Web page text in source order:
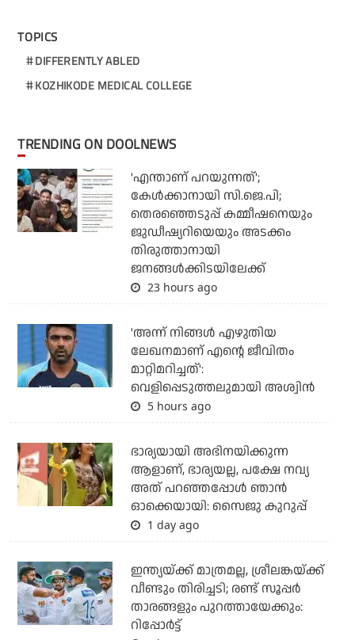
TOPICS
DIFFERENTLY ABLED
KOZHIKODE MEDICAL COLLEGE
TRENDING ON DOOLNEWS
'എന്താണ് പറയുന്നത്';
കേള്‍ക്കാനായി സി.ജെ.പി;
തെരഞ്ഞെടുപ്പ് കമ്മീഷനെയും
ജുഡീഷ്യറിയെയും അടക്കം
തിരുത്താനായി
ജനങ്ങള്‍ക്കിടയിലേക്ക്
23 hours ago
'അന്ന് നിങ്ങള്‍ എഴുതിയ
ലേഖനമാണ് എന്റെ ജീവിതം
മാറ്റിമറിച്ചത്':
വെളിപ്പെടുത്തലുമായി അശ്വിന്‍
5 hours ago
ഭാര്യയായി അഭിനയിക്കുന്ന
ആളാണ്, ഭാര്യയല്ല, പക്ഷേ നവ്യ
അത് പറഞ്ഞപ്പോള്‍ ഞാന്‍
ഓക്കെയായി: സൈജു കുറുപ്പ്
1 day ago
ഇന്ത്യയ്ക്ക് മാത്രമല്ല, ശ്രീലങ്കയ്ക്ക്
വീണ്ടും തിരിച്ചടി; രണ്ട് സൂപ്പര്‍
താരങ്ങളും പുറത്തായേക്കും:
റിപ്പോര്‍ട്ട്